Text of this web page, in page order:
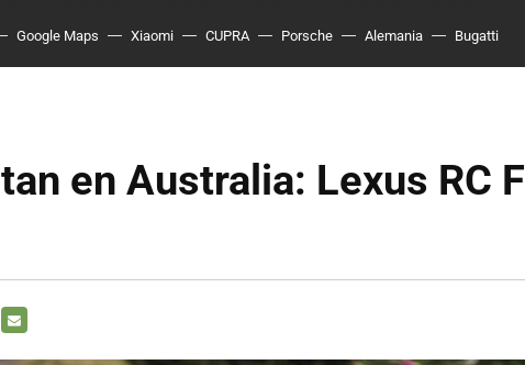
Google Maps Xiaomi CUPRA Porsche Alemania Bugatti
en Australia: Lexus RC F